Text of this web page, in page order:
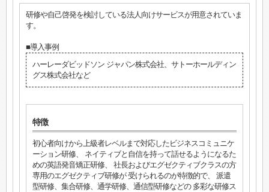
研修や自己啓発を検討している法人向けサービスが用意されていま
す。
■導入事例
ハーレーダビッドソン ジャパン株式会社、サトーホールディン
グス株式会社など
特徴
初心者向けから上級者レベルまで対応したビジネスコミュニケ
ーション研修、 ネイティブと自信を持って話せるようになるた
めの英語発音矯正研修、 社長およびエグゼクティブクラスの方
専用のエグゼクティブ研修が 受けられるのが特徴的で、 派遣
型研修、集合研修、通学研修、通信型研修などの 多彩な研修ス